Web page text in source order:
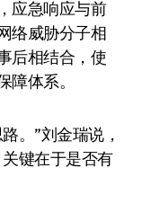
应急响应与前
络威胁分子相
后相结合，使
体系。
。”刘金瑞说，
键在于是否有